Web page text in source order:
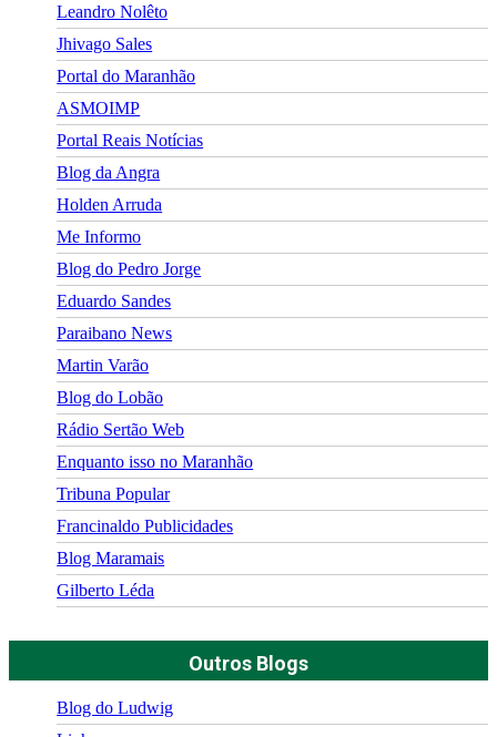
Leandro Nolêto
Jhivago Sales
Portal do Maranhão
ASMOIMP
Portal Reais Notí­cias
Blog da Angra
Holden Arruda
Me Informo
Blog do Pedro Jorge
Eduardo Sandes
Paraibano News
Martin Varão
Blog do Lobão
Rádio Sertão Web
Enquanto isso no Maranhão
Tribuna Popular
Francinaldo Publicidades
Blog Maramais
Gilberto Léda
Outros Blogs
Blog do Ludwig